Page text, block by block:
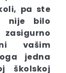
pa ste
nije bilo
vašim
jedna
školskoj